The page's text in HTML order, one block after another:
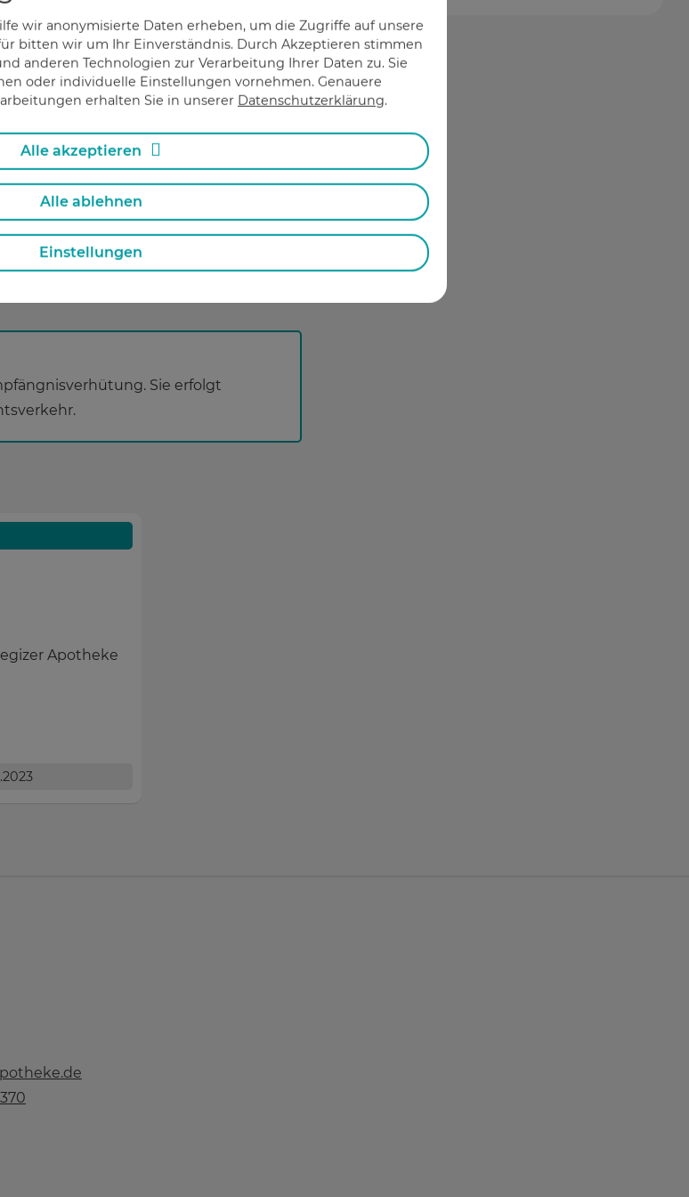
wir anonymisierte Daten erheben, um die Zugriffe auf unsere
bitten wir um Ihr Einverständnis. Durch Akzeptieren stimmen
anderen Technologien zur Verarbeitung Ihrer Daten zu. Sie
oder individuelle Einstellungen vornehmen. Genauere
erhalten Sie in unserer Datenschutzerklärung.
Alle akzeptieren
Alle ablehnen
Einstellungen
Fällt sie aus, so muss mittels
werden, ob eine Schwangerschaft
als reguläres Verhütungsmittel,
führen kann. Sie kommt
Kondom zum Einsatz.
gibt also grundsätzlich keine
Wirkstoffe können in jeder Apotheke
Sie erfolgt
Apotheke